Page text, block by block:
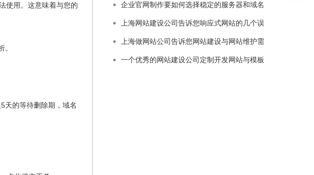
使用。这意味着与您的
天的等待删除期，域名
企业官网制作要如何选择稳定的服务器和域名
上海网站建设公司告诉您响应式网站的几个误
上海做网站公司告诉您网站建设与网站维护需
一个优秀的网站建设公司定制开发网站与模板